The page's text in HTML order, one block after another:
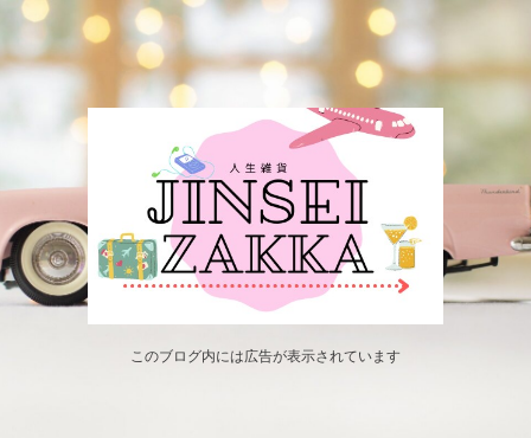
このブログ内には広告が表示されています